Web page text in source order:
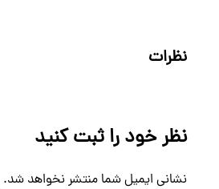
نظرات
نظر خود را ثبت کنید
نشانی ایمیل شما منتشر نخواهد شد.